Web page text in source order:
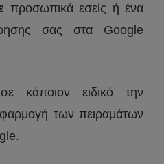
προσωπικά εσείς ή ένα
σας στα Google
κάποιον ειδικό την
των πειραμάτων